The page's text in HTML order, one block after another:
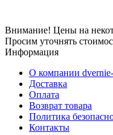
Внимание! Цены на
Просим уточнять
Информация
О компании
Доставка
Оплата
Возврат товара
Политика
Контакты